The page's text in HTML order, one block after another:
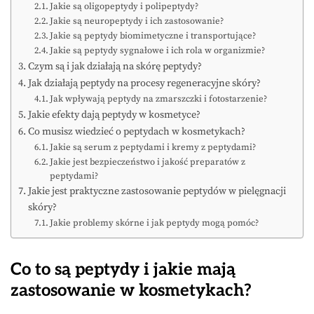
Jakie są oligopeptydy i polipeptydy?
Jakie są neuropeptydy i ich zastosowanie?
Jakie są peptydy biomimetyczne i transportujące?
Jakie są peptydy sygnałowe i ich rola w organizmie?
Czym są i jak działają na skórę peptydy?
Jak działają peptydy na procesy regeneracyjne skóry?
Jak wpływają peptydy na zmarszczki i fotostarzenie?
Jakie efekty dają peptydy w kosmetyce?
Co musisz wiedzieć o peptydach w kosmetykach?
Jakie są serum z peptydami i kremy z peptydami?
Jakie jest bezpieczeństwo i jakość preparatów z
peptydami?
Jakie jest praktyczne zastosowanie peptydów w pielęgnacji
skóry?
Jakie problemy skórne i jak peptydy mogą pomóc?
Co to są peptydy i jakie mają
zastosowanie w kosmetykach?